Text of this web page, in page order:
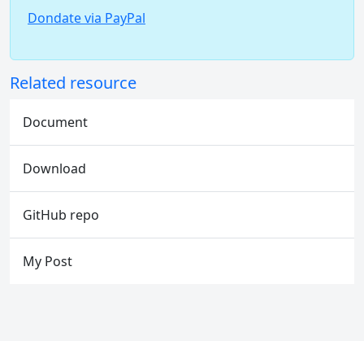
Dondate via PayPal
Related resource
Document
Download
GitHub repo
My Post